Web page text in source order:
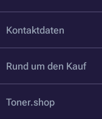
Kontaktdaten
Rund um den Kauf
Toner.shop